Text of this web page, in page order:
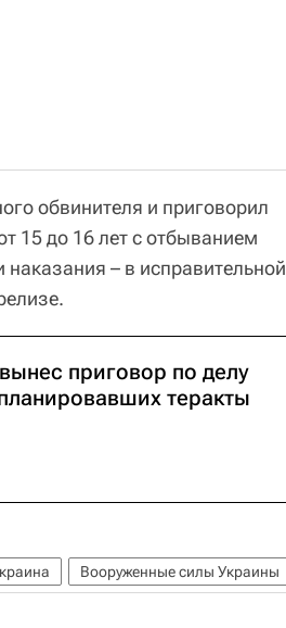
обвинителя и приговорил
15 до 16 лет с отбыванием
наказания – в исправительной
приговор по делу
теракты
Вооруженные силы Украины